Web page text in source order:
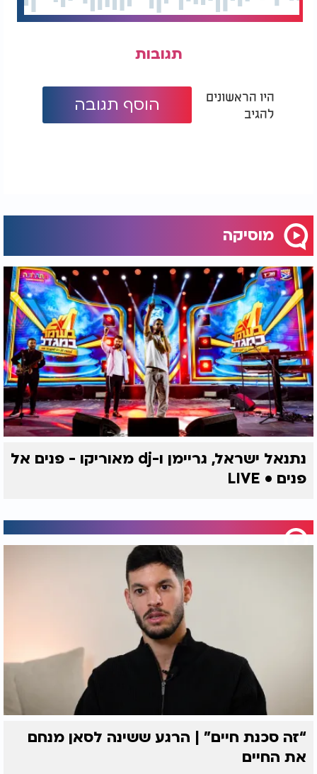
תגובות
היו הראשונים
להגיב
הוסף תגובה
מוסיקה
נתנאל ישראל, גריימן ו-dj מאוריקו - פנים אל
פנים • LIVE
“זה סכנת חיים” | הרגע ששינה לסאן מנחם
את החיים